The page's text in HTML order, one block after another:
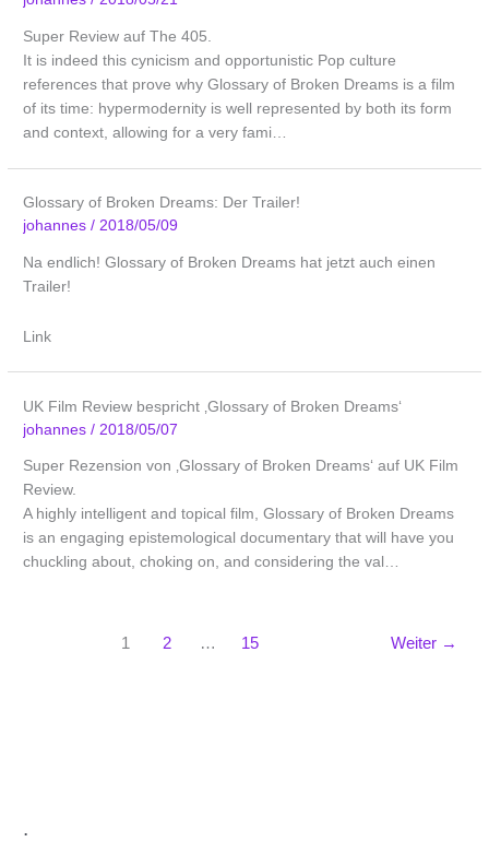
.
Super Review auf The 405.
It is indeed this cynicism and opportunistic Pop culture
references that prove why Glossary of Broken Dreams is a film
of its time: hypermodernity is well represented by both its form
and context, allowing for a very fami…
Glossary of Broken Dreams: Der Trailer!
johannes/2018/05/09
Na endlich! Glossary of Broken Dreams hat jetzt auch einen
Trailer!
Link
UK Film Review bespricht ‚Glossary of Broken Dreams‘
johannes/ 2018/05/07
Super Rezension von ‚Glossary of Broken Dreams‘ auf UK Film
Review.
A highly intelligent and topical film, Glossary of Broken Dreams
is an engaging epistemological documentary that will have you
chuckling about, choking on, and considering the val…
1 2 … 15 Weiter →